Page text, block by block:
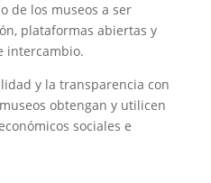
de los museos a ser
plataformas abiertas y
intercambio.
y la transparencia con
obtengan y utilicen
sociales e